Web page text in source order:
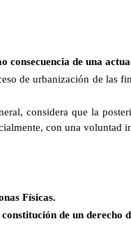
consecuencia de una
de urbanización de las
considera que la
con una
Físicas.
de un derecho